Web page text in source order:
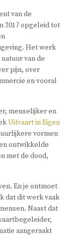
van de
2017 opgeleid tot
Het werk
van de
pijn, over
en vooral
menselijker en
Uitvaart in Eigen
vormen
ontwikkelde
met de dood,
En je ontmoet
dat dit werk vaak
Naast dat
aangeraakt